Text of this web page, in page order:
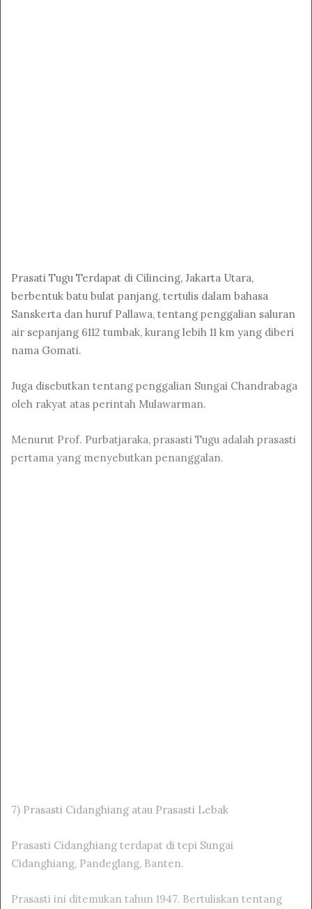
Prasati Tugu Terdapat di Cilincing, Jakarta Utara,
berbentuk batu bulat panjang, tertulis dalam bahasa
Sanskerta dan huruf Pallawa, tentang penggalian saluran
air sepanjang 6112 tumbak, kurang lebih 11 km yang diberi
nama Gomati.
Juga disebutkan tentang penggalian Sungai Chandrabaga
oleh rakyat atas perintah Mulawarman.
Menurut Prof. Purbatjaraka, prasasti Tugu adalah prasasti
pertama yang menyebutkan penanggalan.
7) Prasasti Cidanghiang atau Prasasti Lebak
Prasasti Cidanghiang terdapat di tepi Sungai
Cidanghiang, Pandeglang, Banten.
Prasasti ini ditemukan tahun 1947. Bertuliskan tentang